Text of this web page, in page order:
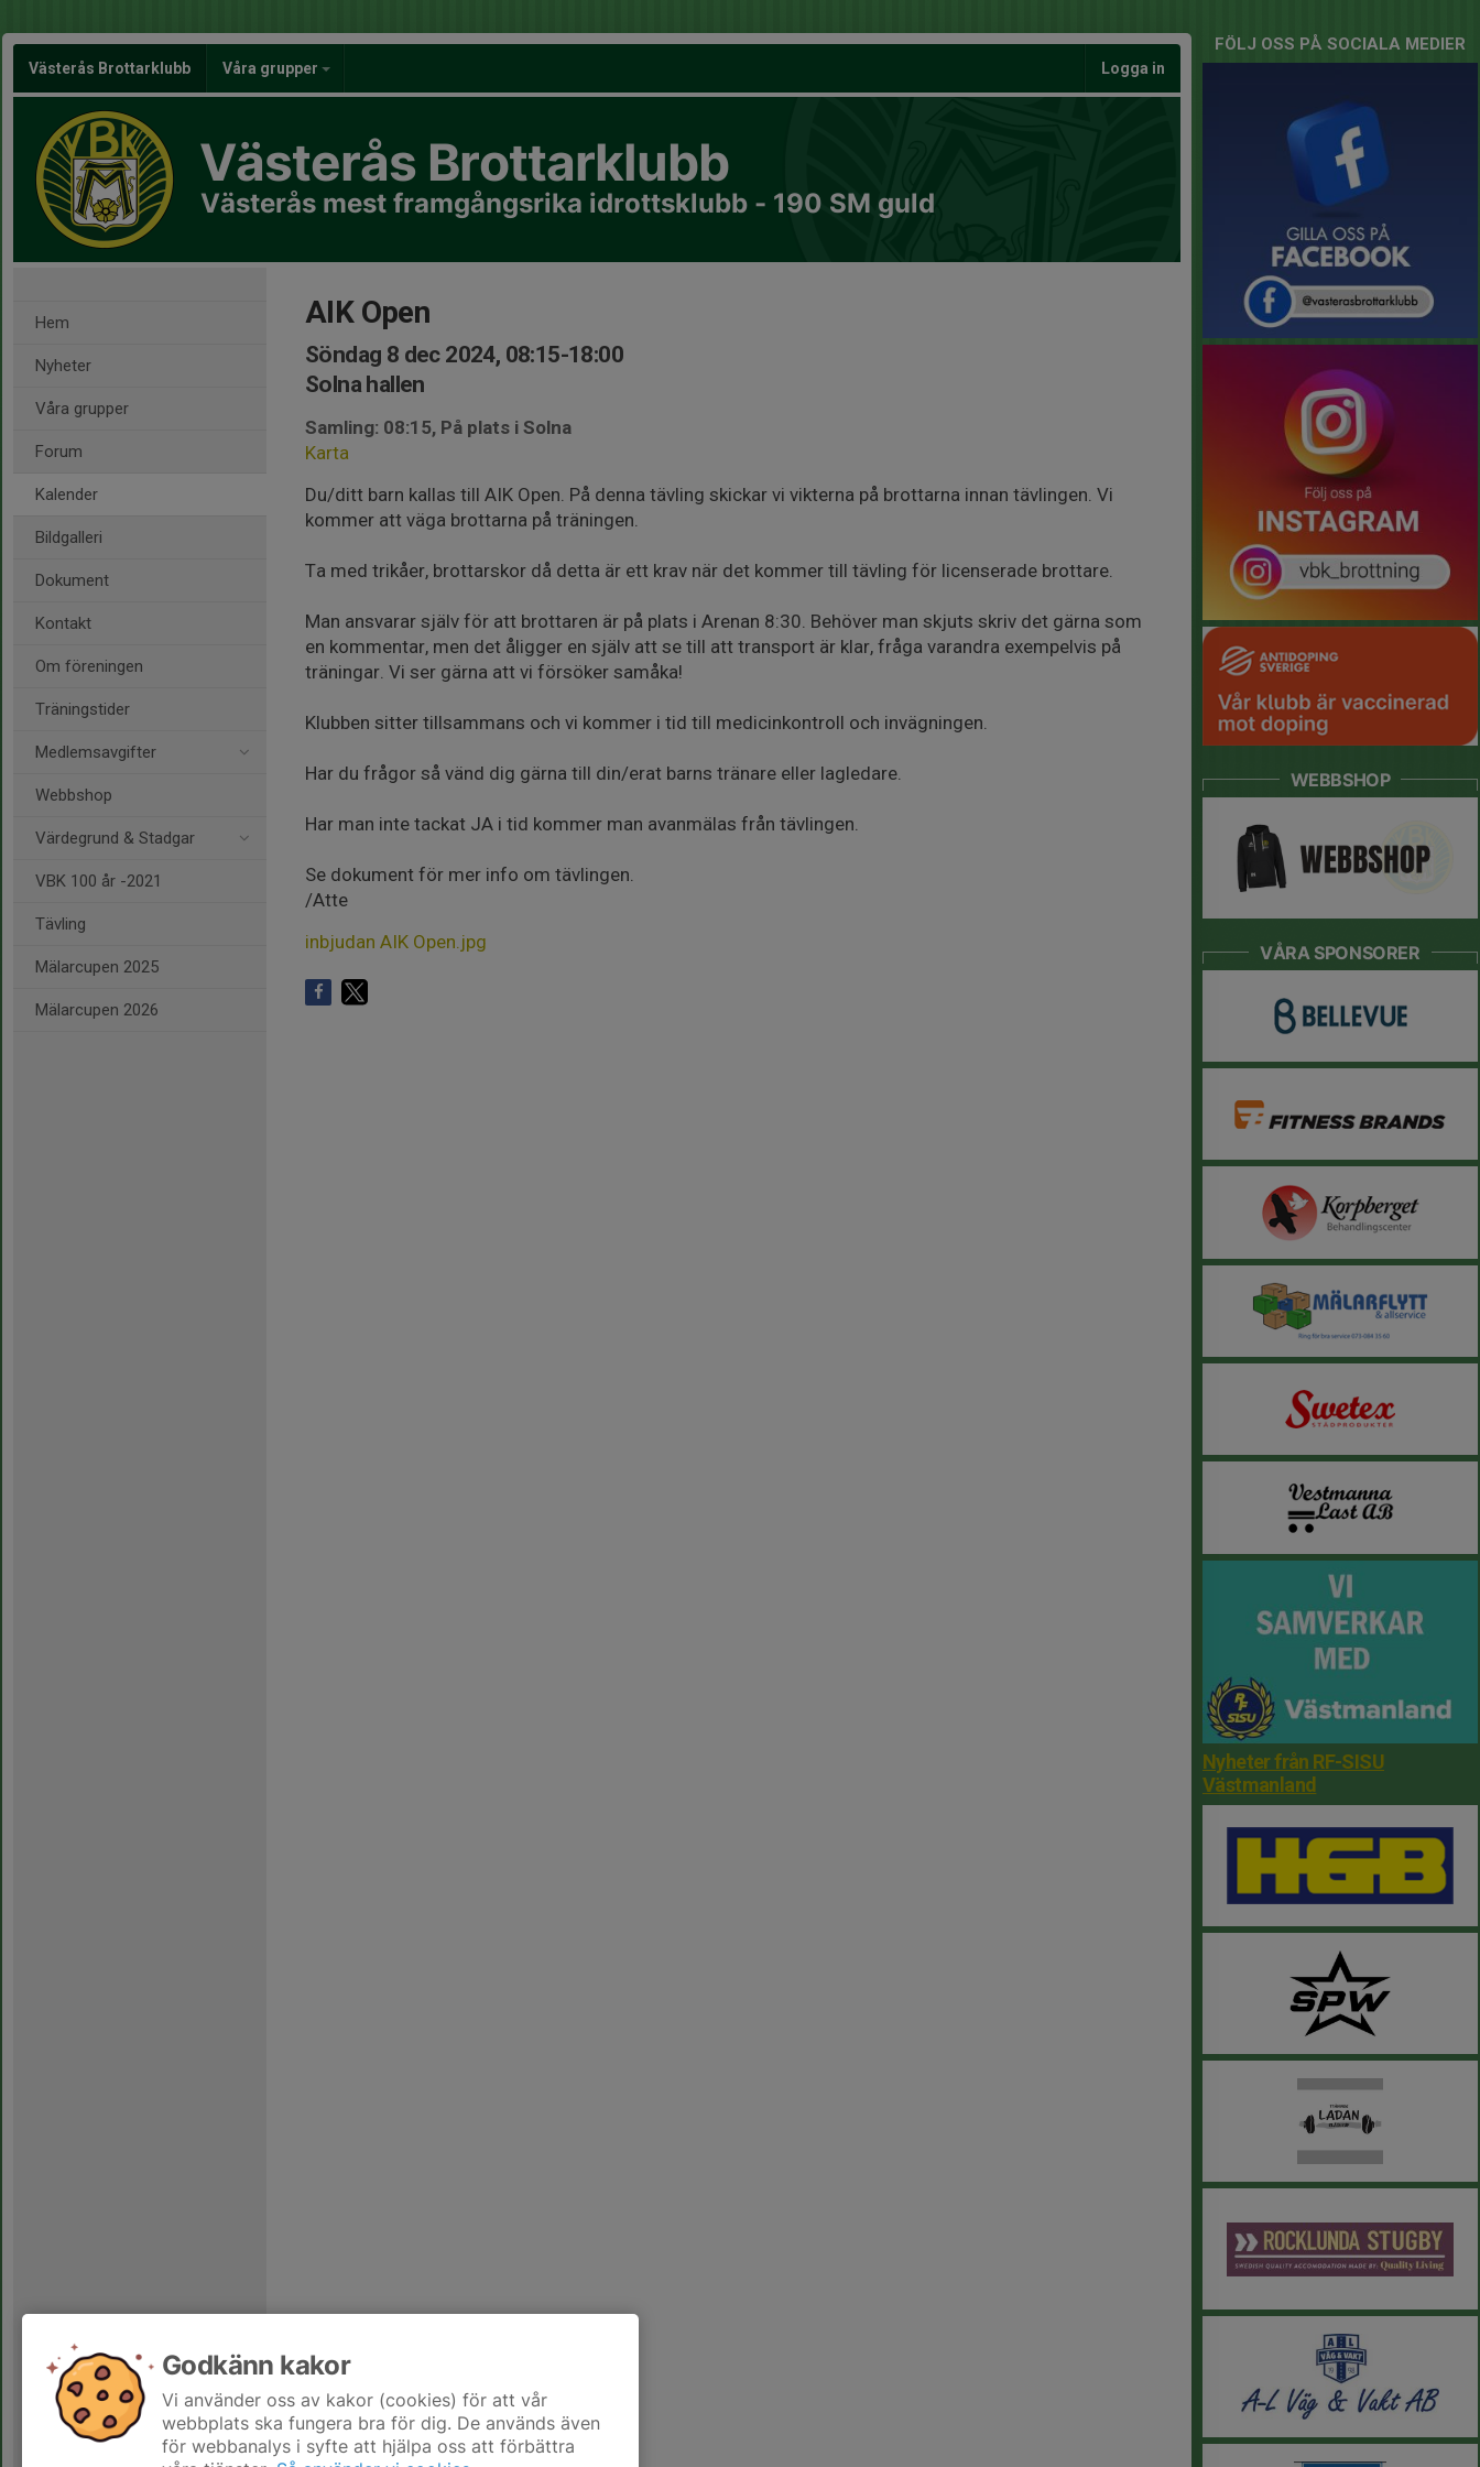
Västerås Brottarklubb Våra grupper Logga in
Västerås Brottarklubb
Västerås mest framgångsrika idrottsklubb - 190 SM guld
Hem
Nyheter
Våra grupper
Forum
Kalender
Bildgalleri
Dokument
Kontakt
Om föreningen
Träningstider
Medlemsavgifter
Webbshop
Värdegrund & Stadgar
VBK 100 år -2021
Tävling
Mälarcupen 2025
Mälarcupen 2026
AIK Open
Söndag 8 dec 2024, 08:15-18:00
Solna hallen
Samling: 08:15, På plats i Solna
Karta
Du/ditt barn kallas till AIK Open. På denna tävling skickar vi vikterna på brottarna innan tävlingen. Vi
kommer att väga brottarna på träningen.
Ta med trikåer, brottarskor då detta är ett krav när det kommer till tävling för licenserade brottare.
Man ansvarar själv för att brottaren är på plats i Arenan 8:30. Behöver man skjuts skriv det gärna som
en kommentar, men det åligger en själv att se till att transport är klar, fråga varandra exempelvis på
träningar. Vi ser gärna att vi försöker samåka!
Klubben sitter tillsammans och vi kommer i tid till medicinkontroll och invägningen.
Har du frågor så vänd dig gärna till din/erat barns tränare eller lagledare.
Har man inte tackat JA i tid kommer man avanmälas från tävlingen.
Se dokument för mer info om tävlingen.
/Atte
inbjudan AIK Open.jpg
FÖLJ OSS PÅ SOCIALA MEDIER
WEBBSHOP
VÅRA SPONSORER
Nyheter från RF-SISU
Västmanland
Godkänn kakor
Vi använder oss av kakor (cookies) för att vår
webbplats ska fungera bra för dig. De används även
för webbanalys i syfte att hjälpa oss att förbättra